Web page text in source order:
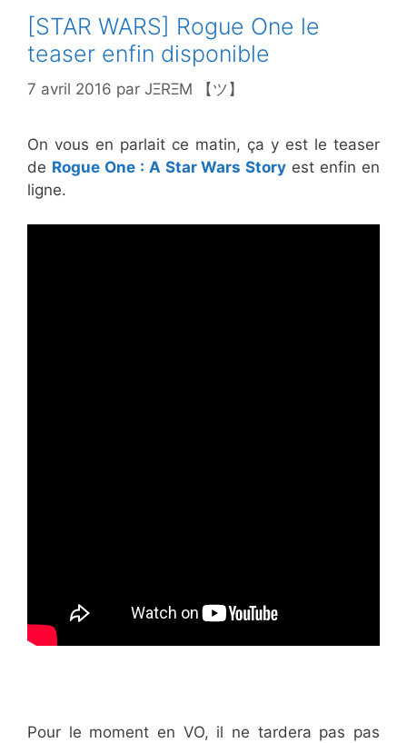
[STAR WARS] Rogue One le
teaser enfin disponible
7 avril 2016 par JΞRΞM 【ツ】
On vous en parlait ce matin, ça y est le teaser
de Rogue One : A Star Wars Story est enfin en
ligne.
Pour le moment en VO, il ne tardera pas pas